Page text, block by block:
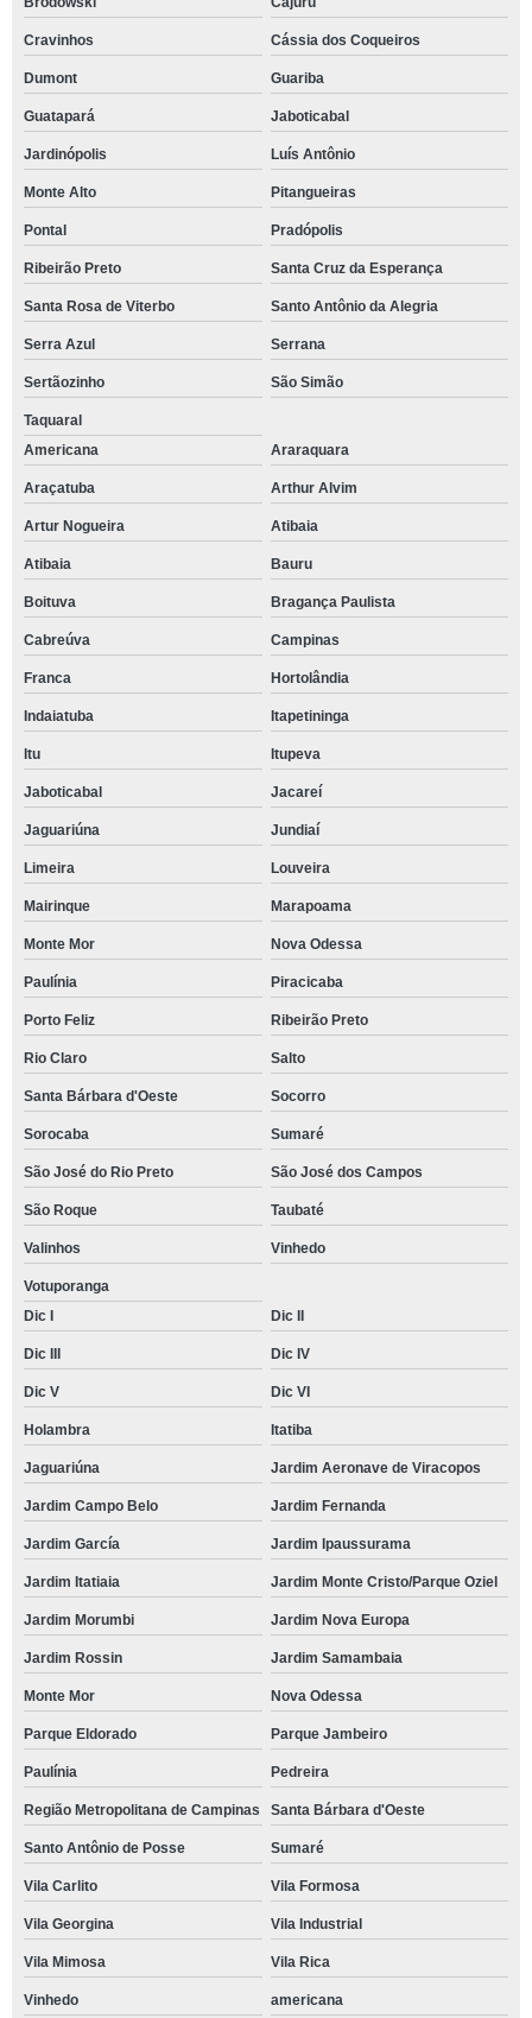
Cravinhos Cássia dos Coqueiros
Dumont Guariba
Guatapará Jaboticabal
Jardinópolis Luís Antônio
Monte Alto Pitangueiras
Pontal Pradópolis
Ribeirão Preto Santa Cruz da Esperança
Santa Rosa de Viterbo Santo Antônio da Alegria
Serra Azul Serrana
Sertãozinho São Simão
Taquaral
Americana
Araraquara
Araçatuba Arthur Alvim
Artur Nogueira Atibaia
Atibaia Bauru
Boituva Bragança Paulista
Cabreúva Campinas
Franca Hortolândia
Indaiatuba Itapetininga
Itu Itupeva
Jaboticabal Jacareí
Jaguariúna Jundiaí
Limeira Louveira
Mairinque Marapoama
Monte Mor Nova Odessa
Paulínia Piracicaba
Porto Feliz Ribeirão Preto
Rio Claro Salto
Santa Bárbara d'Oeste Socorro
Sorocaba Sumaré
São José do Rio Preto São José dos Campos
São Roque Taubaté
Valinhos Vinhedo
Votuporanga
Dic I
Dic II
Dic III Dic IV
Dic V Dic VI
Holambra Itatiba
Jaguariúna Jardim Aeronave de Viracopos
Jardim Campo Belo Jardim Fernanda
Jardim García Jardim Ipaussurama
Jardim Itatiaia Jardim Monte Cristo/Parque Oziel
Jardim Morumbi Jardim Nova Europa
Jardim Rossin Jardim Samambaia
Monte Mor Nova Odessa
Parque Eldorado Parque Jambeiro
Paulínia Pedreira
Região Metropolitana de Campinas Santa Bárbara d'Oeste
Santo Antônio de Posse Sumaré
Vila Carlito Vila Formosa
Vila Georgina Vila Industrial
Vila Mimosa Vila Rica
Vinhedo
americana